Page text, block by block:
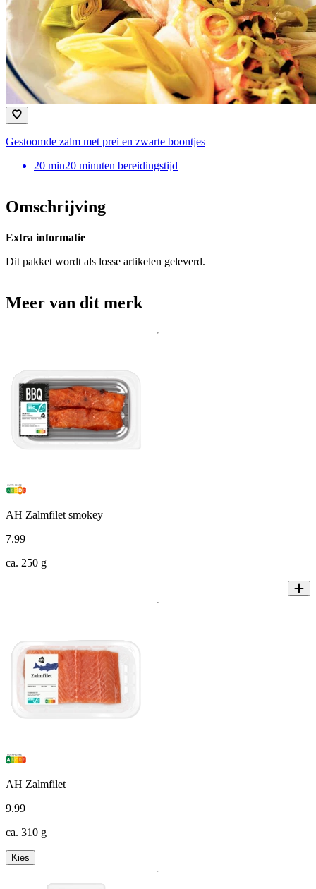
Gestoomde zalm met prei en zwarte boontjes
20 min20 minuten bereidingstijd
Omschrijving
Extra informatie
Dit pakket wordt als losse artikelen geleverd.
Meer van dit merk
AH Zalmfilet smokey
7.99
ca. 250 g
AH Zalmfilet
9.99
ca. 310 g
Kies